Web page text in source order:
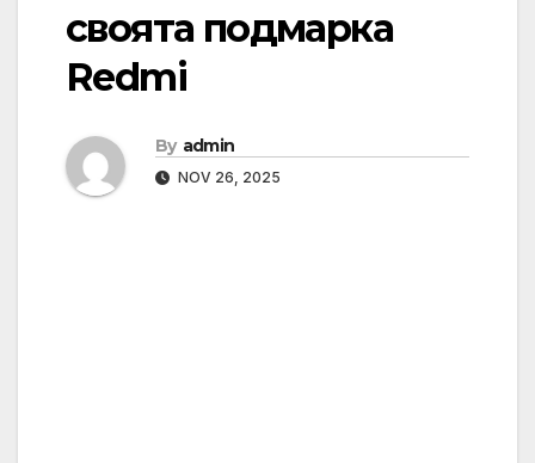
своята подмарка
Redmi
By admin
NOV 26, 2025